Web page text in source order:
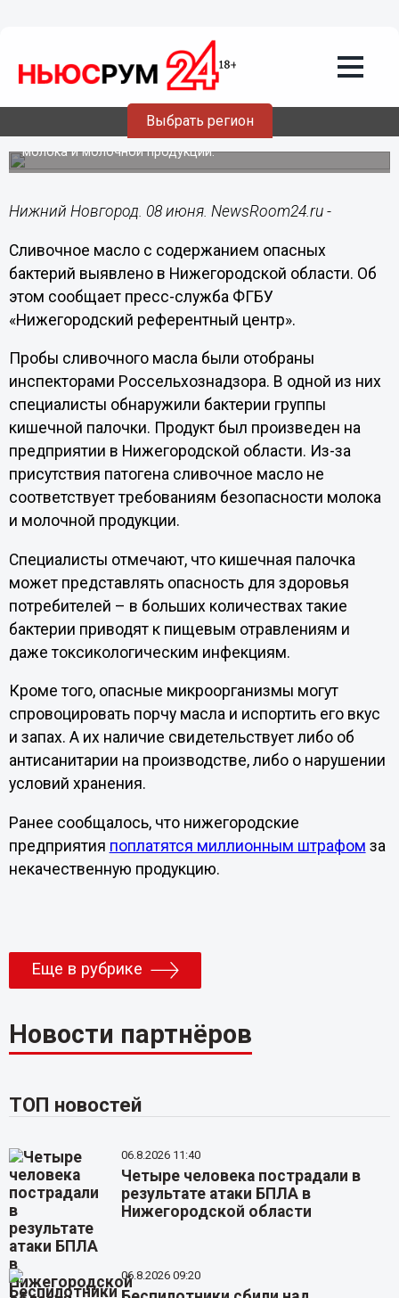
Выбрать регион
08.06.202111:03
Кишечная палочка поселилась в масле
нижегородского производства
Товар не соответствует требованиям безопасности
молока и молочной продукции.
Нижний Новгород. 08 июня. NewsRoom24.ru -
Сливочное масло с содержанием опасных
бактерий выявлено в Нижегородской области. Об
этом сообщает пресс-служба ФГБУ
«Нижегородский референтный центр».
Пробы сливочного масла были отобраны
инспекторами Россельхознадзора. В одной из них
специалисты обнаружили бактерии группы
кишечной палочки. Продукт был произведен на
предприятии в Нижегородской области. Из-за
присутствия патогена сливочное масло не
соответствует требованиям безопасности молока
и молочной продукции.
Специалисты отмечают, что кишечная палочка
может представлять опасность для здоровья
потребителей – в больших количествах такие
бактерии приводят к пищевым отравлениям и
даже токсикологическим инфекциям.
Кроме того, опасные микроорганизмы могут
спровоцировать порчу масла и испортить его вкус
и запах. А их наличие свидетельствует либо об
антисанитарии на производстве, либо о нарушении
условий хранения.
Ранее сообщалось, что нижегородские
предприятия поплатятся миллионным штрафом за
некачественную продукцию.
Еще в рубрике
Новости партнёров
ТОП новостей
06.8.2026 11:40
Четыре человека пострадали в
результате атаки БПЛА в
Нижегородской области
06.8.2026 09:20